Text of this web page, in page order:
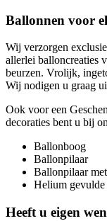
Ballonnen voor
Wij verzorgen
allerlei balloncreaties
beurzen. Vrolijk,
Wij nodigen u graag
Ook voor een
decoraties bent u bij
Ballonboog
Ballonpilaar
Ballonpilaar
Helium gevulde
Heeft u eigen